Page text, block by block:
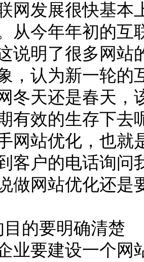
网发展很快基本
从今年年初的互
说明了很多网站
，认为新一轮的
冬天还是春天，
有效的生存下去
网站优化，也就
客户的电话询问
做网站优化还是
目的要明确清楚
业要建设一个网